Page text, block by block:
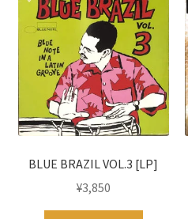
BLUE BRAZIL VOL.3 [LP]
¥3,850